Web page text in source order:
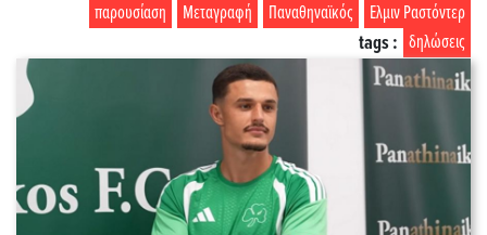
Ελμιν Ραστόντερ
Παναθηναϊκός
Μεταγραφή
παρουσίαση
δηλώσεις
tags :